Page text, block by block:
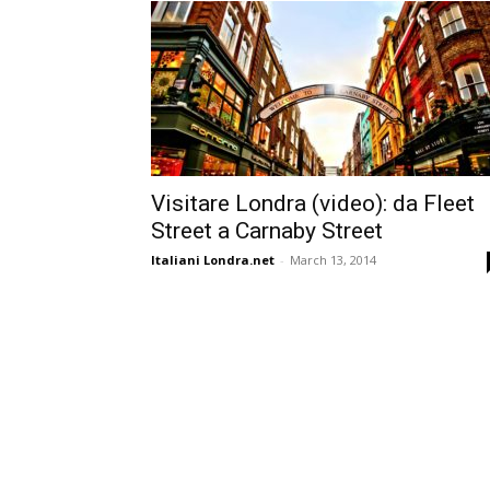
Visitare Londra (video): da Fleet
Street a Carnaby Street
Italiani Londra.net - March 13, 2014